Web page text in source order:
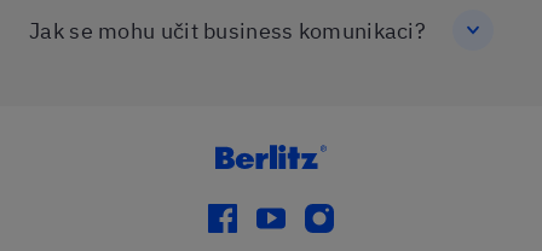
Jak se mohu učit business komunikaci?
facebook
youtubeinstagram